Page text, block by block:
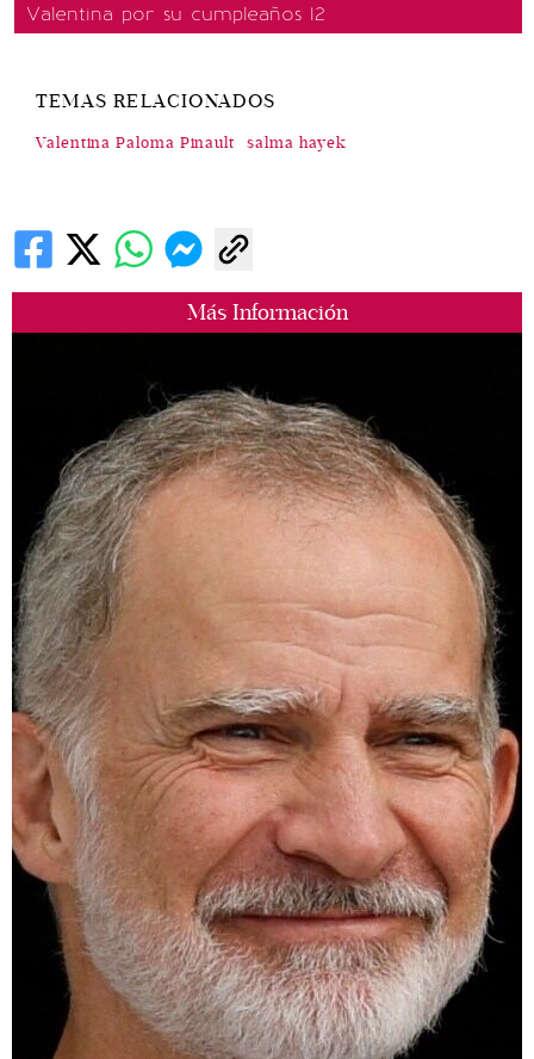
Más Información
Valentina por su cumpleaños 12
TEMAS RELACIONADOS
Valentina Paloma Pinault salma hayek